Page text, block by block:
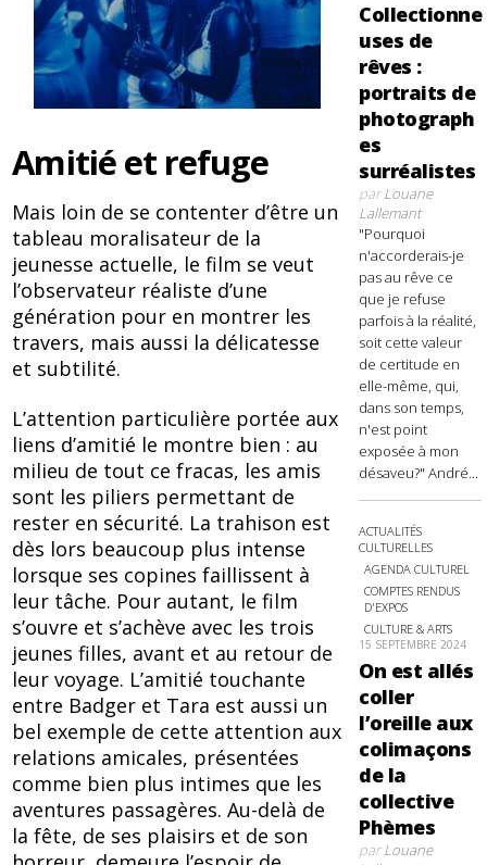
Amitié et refuge
Mais loin de se contenter d’être un
tableau moralisateur de la
jeunesse actuelle, le film se veut
l’observateur réaliste d’une
génération pour en montrer les
travers, mais aussi la délicatesse
et subtilité.
L’attention particulière portée aux
liens d’amitié le montre bien : au
milieu de tout ce fracas, les amis
sont les piliers permettant de
rester en sécurité. La trahison est
dès lors beaucoup plus intense
lorsque ses copines faillissent à
leur tâche. Pour autant, le film
s’ouvre et s’achève avec les trois
jeunes filles, avant et au retour de
leur voyage. L’amitié touchante
entre Badger et Tara est aussi un
bel exemple de cette attention aux
relations amicales, présentées
comme bien plus intimes que les
aventures passagères. Au-delà de
la fête, de ses plaisirs et de son
Collectionne
uses de
rêves :
portraits de
photograph
es
surréalistes
parLouane
Lallemant
"Pourquoi
n'accorderais-je
pas au rêve ce
que je refuse
parfois à la réalité,
soit cette valeur
de certitude en
elle-même, qui,
dans son temps,
n'est point
exposée à mon
désaveu?" André...
ACTUALITÉS
CULTURELLES
AGENDA CULTUREL
COMPTES RENDUS
D'EXPOS
CULTURE & ARTS
15 SEPTEMBRE 2024
On est allés
coller
l’oreille aux
colimaçons
de la
collective
Phèmes
parLouane